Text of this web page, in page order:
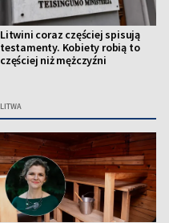
Litwini coraz częściej spisują
testamenty. Kobiety robią to
częściej niż mężczyźni
LITWA